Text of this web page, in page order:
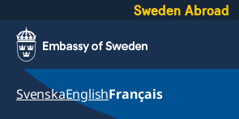
Sweden Abroad
SvenskaEnglishFrançais